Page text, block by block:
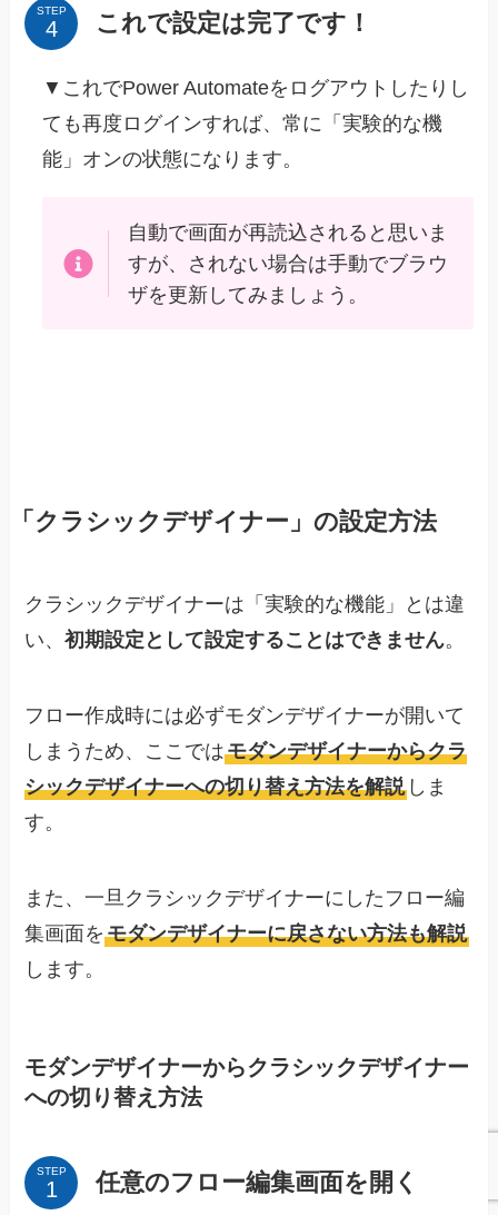
STEP これで設定は完了です！
▼これでPower Automateをログアウトしたりし
ても再度ログインすれば、常に「実験的な機
能」オンの状態になります。
自動で画面が再読込されると思いま
すが、されない場合は手動でブラウ
ザを更新してみましょう。
「クラシックデザイナー」の設定方法
クラシックデザイナーは「実験的な機能」とは違
い、初期設定として設定することはできません。
フロー作成時には必ずモダンデザイナーが開いて
しまうため、ここではモダンデザイナーからクラ
シックデザイナーへの切り替え方法を解説 しま
す。
また、一旦クラシックデザイナーにしたフロー編
集画面をモダンデザイナーに戻さない方法も解説
します。
モダンデザイナーからクラシックデザイナー
への切り替え方法
STEP 任意のフロー編集画面を開く